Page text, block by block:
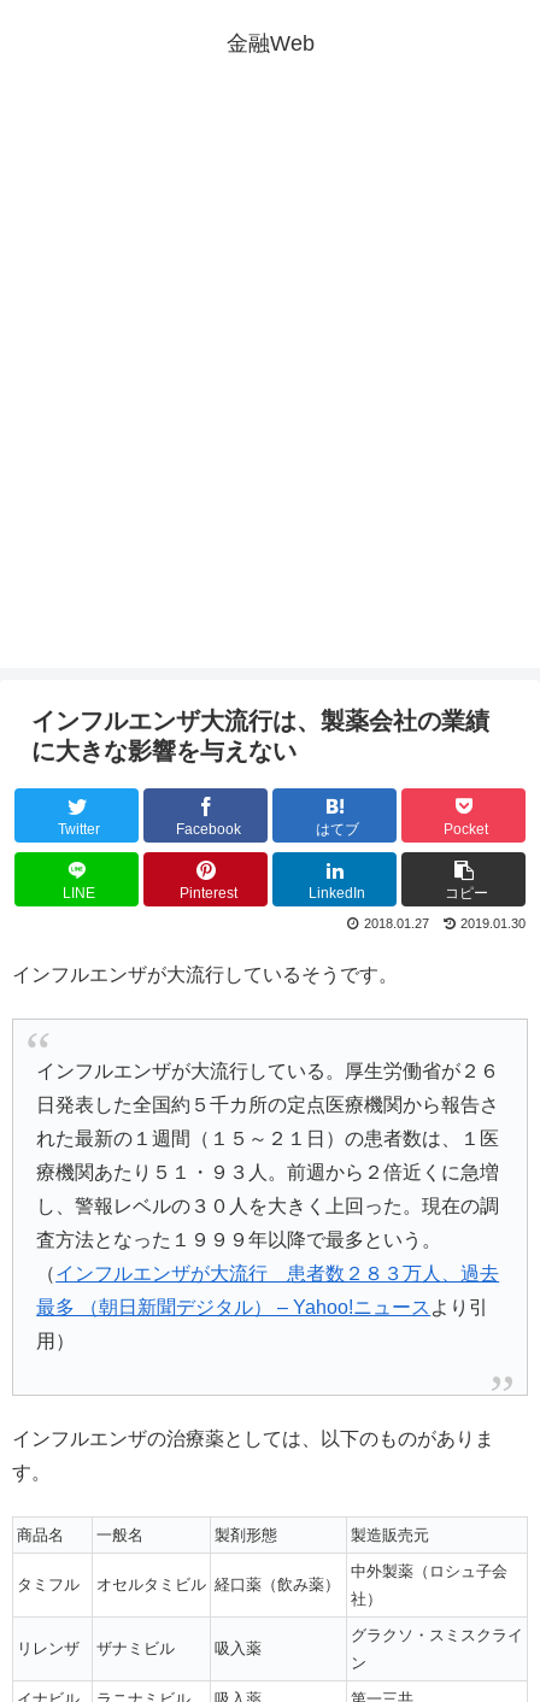
金融Web
インフルエンザ大流行は、製薬会社の業績
に大きな影響を与えない
Twitter Facebook はてブ Pocket
LINE Pinterest LinkedIn コピー
2019.01.30
2018.01.27
インフルエンザが大流行しているそうです。
インフルエンザが大流行している。厚生労働省が２６
日発表した全国約５千カ所の定点医療機関から報告さ
れた最新の１週間（１５～２１日）の患者数は、１医
療機関あたり５１・９３人。前週から２倍近くに急増
し、警報レベルの３０人を大きく上回った。現在の調
査方法となった１９９９年以降で最多という。
（インフルエンザが大流行 患者数２８３万人、過去
最多 （朝日新聞デジタル） – Yahoo!ニュース より引
用）
インフルエンザの治療薬としては、以下のものがありま
す。
商品名 一般名 製剤形態 製造販売元
タミフル オセルタミビル 経口薬（飲み薬）
中外製薬（ロシュ子会
社）
リレンザ ザナミビル 吸入薬
グラクソ・スミスクライ
ン